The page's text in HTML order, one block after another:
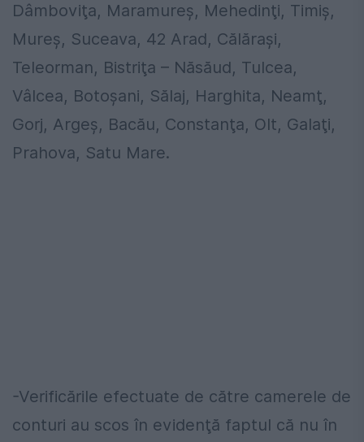
Dâmboviţa, Maramureş, Mehedinţi, Timiş,
Mureş, Suceava, 42 Arad, Călăraşi,
Teleorman, Bistriţa – Năsăud, Tulcea,
Vâlcea, Botoşani, Sălaj, Harghita, Neamţ,
Gorj, Argeş, Bacău, Constanţa, Olt, Galaţi,
Prahova, Satu Mare.
-Verificările efectuate de către camerele de
conturi au scos în evidenţă faptul că nu în